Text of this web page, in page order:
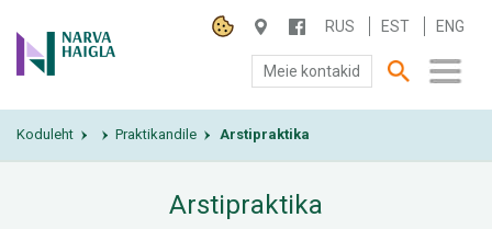
RUS EST ENG
Meie kontakid
SA NARVA HAIGLA
Koduleht Praktikandile Arstipraktika
Arstipraktika